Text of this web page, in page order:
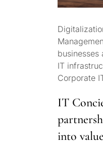
businesses
IT
Corporate
IT
into value